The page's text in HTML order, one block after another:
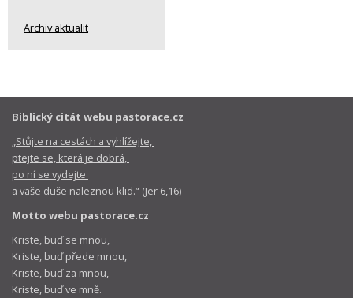
Archiv aktualit
Biblický citát webu pastorace.cz
„Stůjte na cestách a vyhlížejte,
ptejte se, která je dobrá,
po ní se vydejte
a vaše duše naleznou klid.“ (Jer 6,16)
Motto webu pastorace.cz
Kriste, buď se mnou,
Kriste, buď přede mnou,
Kriste, buď za mnou,
Kriste, buď ve mně.